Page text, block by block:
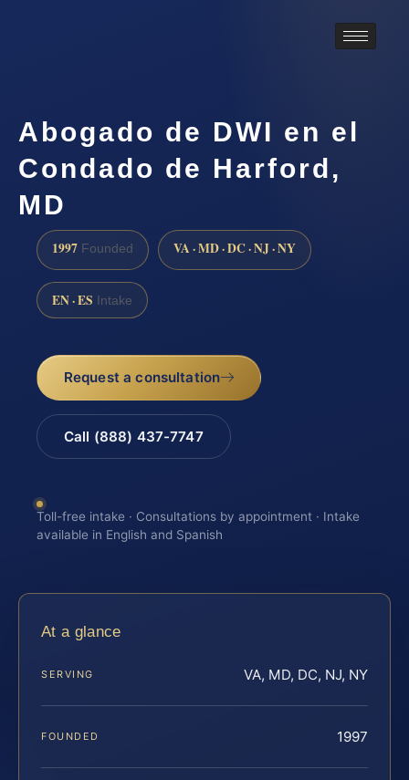
Abogado de DWI en el
Condado de Harford,
MD
1997 Founded VA · MD · DC · NJ · NY
EN · ES Intake
Request a consultation
Call (888) 437-7747
Toll-free intake · Consultations by appointment · Intake
available in English and Spanish
At a glance
SERVING VA, MD, DC, NJ, NY
FOUNDED 1997